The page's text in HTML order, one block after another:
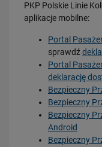
PKP Polskie Linie
aplikacje mobilne:
Portal
sprawdź
Portal
deklarację
Bezpieczny
Bezpieczny
Bezpieczny
Android
Bezpieczny